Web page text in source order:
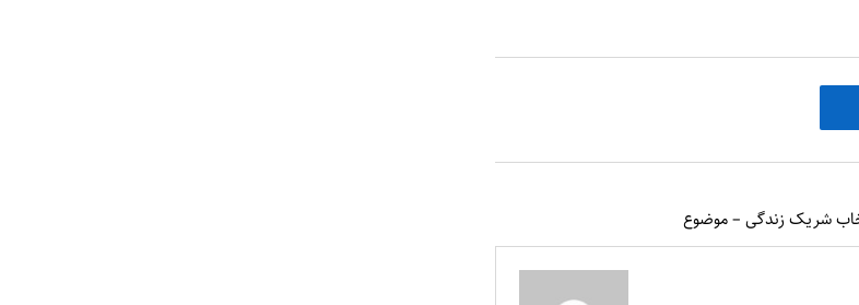
شریک زندگی – موضوع